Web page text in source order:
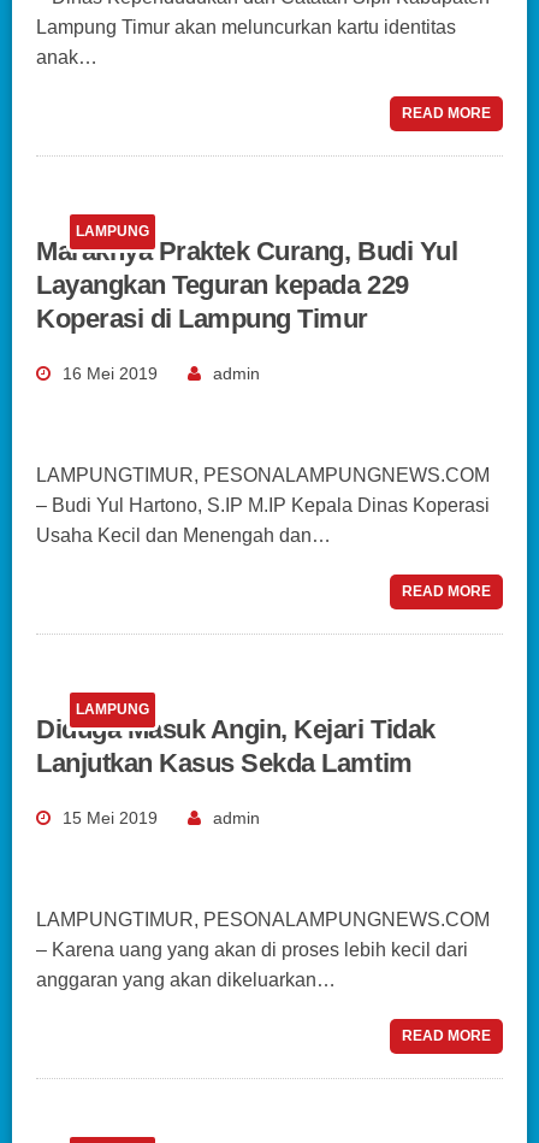
Lampung Timur akan meluncurkan kartu identitas
anak…
READ MORE
LAMPUNG
Maraknya Praktek Curang, Budi Yul
Layangkan Teguran kepada 229
Koperasi di Lampung Timur
16 Mei 2019 admin
LAMPUNGTIMUR, PESONALAMPUNGNEWS.COM
– Budi Yul Hartono, S.IP M.IP Kepala Dinas Koperasi
Usaha Kecil dan Menengah dan…
READ MORE
LAMPUNG
Diduga Masuk Angin, Kejari Tidak
Lanjutkan Kasus Sekda Lamtim
15 Mei 2019 admin
LAMPUNGTIMUR, PESONALAMPUNGNEWS.COM
– Karena uang yang akan di proses lebih kecil dari
anggaran yang akan dikeluarkan…
READ MORE